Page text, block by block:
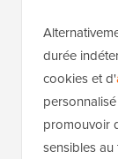
durée
cookies et d'
promouvoir
sensibles